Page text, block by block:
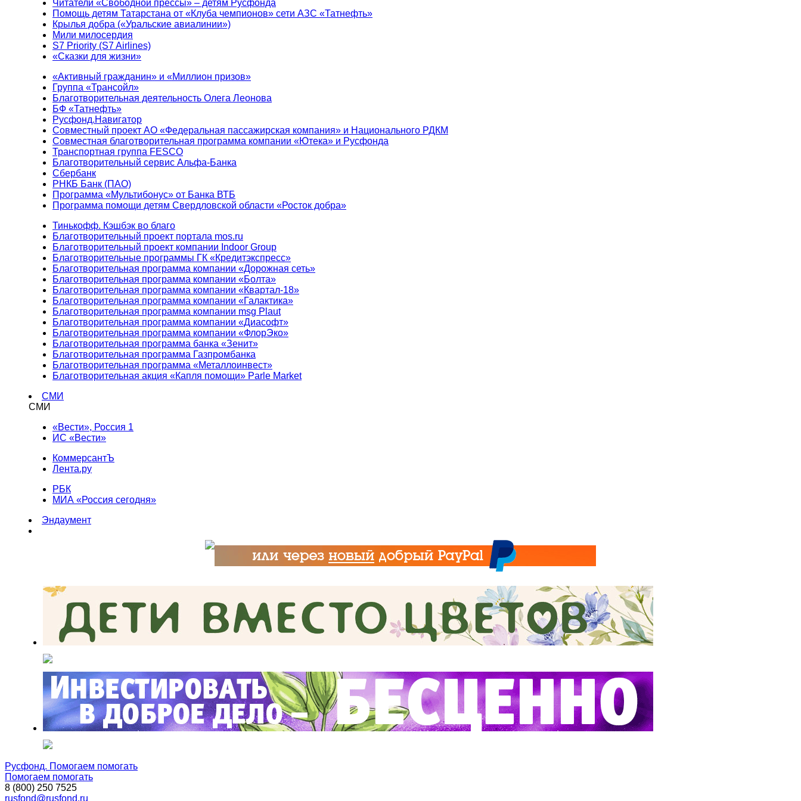
Читатели «Свободной прессы» – детям Русфонда
Помощь детям Татарстана от «Клуба чемпионов» сети АЗС «Татнефть»
Крылья добра («Уральские авиалинии»)
Мили милосердия
S7 Priority (S7 Airlines)
«Сказки для жизни»
«Активный гражданин» и «Миллион призов»
Группа «Трансойл»
Благотворительная деятельность Олега Леонова
БФ «Татнефть»
Русфонд.Навигатор
Совместный проект АО «Федеральная пассажирская компания» и Национального РДКМ
Совместная благотворительная программа компании «Ютека» и Русфонда
Транспортная группа FESCO
Благотворительный сервис Альфа-Банка
Сбербанк
РНКБ Банк (ПАО)
Программа «Мультибонус» от Банка ВТБ
Программа помощи детям Свердловской области «Росток добра»
Тинькофф. Кэшбэк во благо
Благотворительный проект портала mos.ru
Благотворительный проект компании Indoor Group
Благотворительные программы ГК «Кредитэкспресс»
Благотворительная программа компании «Дорожная сеть»
Благотворительная программа компании «Болта»
Благотворительная программа компании «Квартал-18»
Благотворительная программа компании «Галактика»
Благотворительная программа компании msg Plaut
Благотворительная программа компании «Диасофт»
Благотворительная программа компании «ФлорЭко»
Благотворительная программа банка «Зенит»
Благотворительная программа Газпромбанка
Благотворительная программа «Металлоинвест»
Благотворительная акция «Капля помощи» Parle Market
СМИ
СМИ
«Вести», Россия 1
ИС «Вести»
КоммерсантЪ
Лента.ру
РБК
МИА «Россия сегодня»
Эндаумент
Русфонд. Помогаем помогать
Помогаем помогать
8 (800) 250 7525
rusfond@rusfond.ru